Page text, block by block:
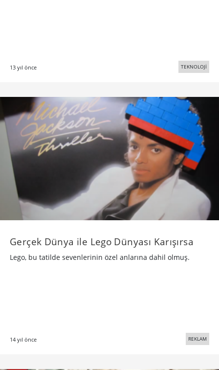
13 yıl önce TEKNOLOJİ
Gerçek Dünya ile Lego Dünyası Karışırsa
Lego, bu tatilde sevenlerinin özel anlarına dahil olmuş.
14 yıl önce REKLAM